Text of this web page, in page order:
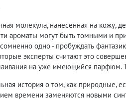
молекула, нанесенная на кожу,
ароматы могут быть томными и
одно - пробуждать
эксперты считают это
на уже имеющийся парфюм.
история о том, как природные,
времени заменяются новыми